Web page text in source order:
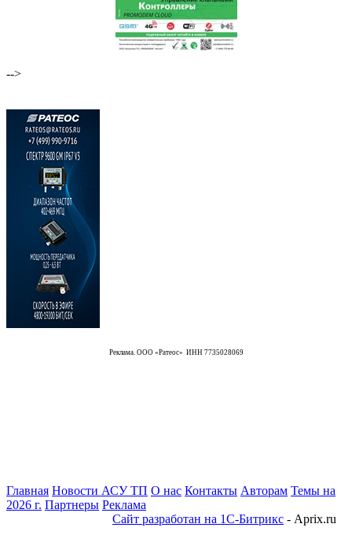
-->
Реклама. ООО «Ратеос» ИНН 7735028069
Главная Новости АСУ ТП О нас Контакты Авторам Темы на
2026 г. Партнеры Реклама
Сайт разработан на 1С-Битрикс - Aprix.ru